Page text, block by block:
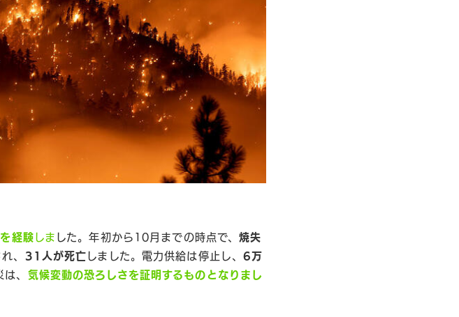
経験 しま した。年初から10月までの時点で、焼失
、 31人が死亡 しました。電力供給は停止し、 6万
、 気候変動の恐ろしさを証明するものとなりまし